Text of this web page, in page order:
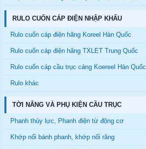
RULO CUỐN CÁP ĐIỆN NHẬP KHẨU
Rulo cuốn cáp điện hãng Koreel Hàn Quốc
Rulo cuốn cáp điện hãng TXLET Trung Quốc
Rulo cuốn cáp cầu trục cảng Koereel Hàn Quốc
Rulo khác
TỜI NÂNG VÀ PHỤ KIỆN CẦU TRỤC
Phanh thủy lực, Phanh điện từ động cơ
Khớp nối bánh phanh, khớp nối răng